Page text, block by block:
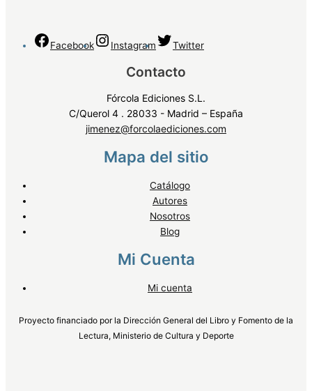
Facebook Instagram Twitter
Contacto
Fórcola Ediciones S.L.
C/Querol 4 . 28033 - Madrid – España
jimenez@forcolaediciones.com
Mapa del sitio
Catálogo
Autores
Nosotros
Blog
Mi Cuenta
Mi cuenta
Proyecto financiado por la Dirección General del Libro y Fomento de la
Lectura, Ministerio de Cultura y Deporte